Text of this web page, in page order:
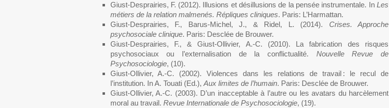
Giust-Desprairies, F. (2012). Illusions et désillusions de la pensée instrumentale. In Les
métiers de la relation malmenés. Répliques cliniques. Paris: L’Harmattan.
Giust-Desprairies, F., Barus-Michel, J., & Ridel, L. (2014). Crises. Approche
psychosociale clinique. Paris: Desclée de Brouwer.
Giust-Desprairies, F., & Giust-Ollivier, A.-C. (2010). La fabrication des risques
psychosociaux ou l’externalisation de la conflictualité. Nouvelle Revue de
Psychosociologie, (10).
Giust-Ollivier, A.-C. (2002). Violences dans les relations de travail : le recul de
l’institution. In A. Touati (Ed.), Aux limites de l’humain. Paris: Desclée de Brouwer.
Giust-Ollivier, A.-C. (2003). D’un inacceptable à l’autre ou les avatars du harcèlement
moral au travail. Revue Internationale de Psychosociologie, (19).